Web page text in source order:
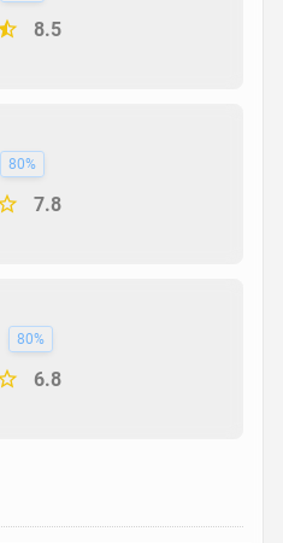
8.5
80%
7.8
80%
6.8